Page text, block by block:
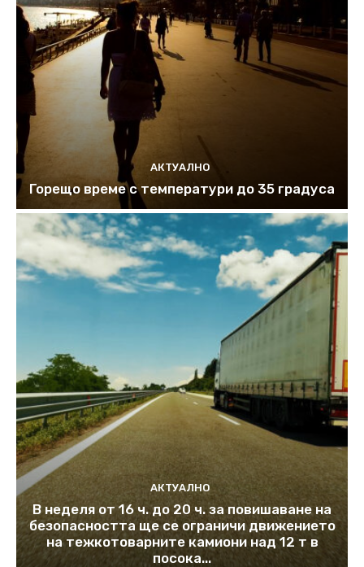
АКТУАЛНО
Горещо време с температури до 35 градуса
АКТУАЛНО
В неделя от 16 ч. до 20 ч. за повишаване на
безопасността ще се ограничи движението
на тежкотоварните камиони над 12 т в
посока...